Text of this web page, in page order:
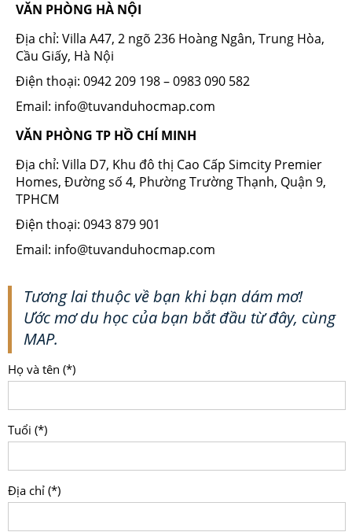
VĂN PHÒNG HÀ NỘI
Địa chỉ: Villa A47, 2 ngõ 236 Hoàng Ngân, Trung Hòa,
Cầu Giấy, Hà Nội
Điện thoại: 0942 209 198 – 0983 090 582
Email: info@tuvanduhocmap.com
VĂN PHÒNG TP HỒ CHÍ MINH
Địa chỉ: Villa D7, Khu đô thị Cao Cấp Simcity Premier
Homes, Đường số 4, Phường Trường Thạnh, Quận 9,
TPHCM
Điện thoại: 0943 879 901
Email: info@tuvanduhocmap.com
Tương lai thuộc về bạn khi bạn dám mơ!
Ước mơ du học của bạn bắt đầu từ đây, cùng
MAP.
Họ và tên (*)
Tuổi (*)
Địa chỉ (*)